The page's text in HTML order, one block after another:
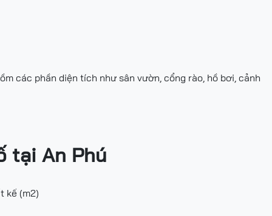
các phần diện tích như sân vườn, cổng rào, hồ bơi, cảnh
tại An Phú
kế (m2)